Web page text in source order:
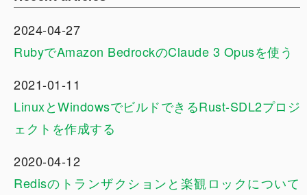
2024-04-27
RubyでAmazon BedrockのClaude 3 Opusを使う
2021-01-11
LinuxとWindowsでビルドできるRust-SDL2プロジ
ェクトを作成する
2020-04-12
Redisのトランザクションと楽観ロックについて